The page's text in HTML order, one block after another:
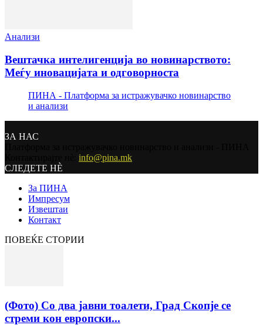
Анализи
Вештачка интелигенција во новинарството:
Меѓу иновацијата и одговорноста
ПИНА - Платформа за истражувачко новинарство
и анализи
ЗА НАС
info@pina.mk
СЛЕДЕТЕ НЀ
За ПИНА
Импресум
Извештаи
Контакт
ПОВЕЌЕ СТОРИИ
(Фото) Со два јавни тоалети, Град Скопје се
стреми кон европски...